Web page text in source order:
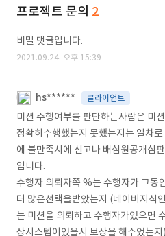
프로젝트 문의 2
비밀 댓글입니다.
2021.09.24. 오후 15:39
hs****** 클라이언트
미션 수행여부를 판단하는사람은 미
정확히수행했는지 못했는지는 일차
에 불만족시에 신고나 배심원공개심
입니다.
수행자 의뢰자쪽 %는 수행자가 그동
터 많은선택을받았는지 (네이버지식
는 미션을 의뢰하고 수행자가있으면
상시스템이있을시 보상을 해주었는